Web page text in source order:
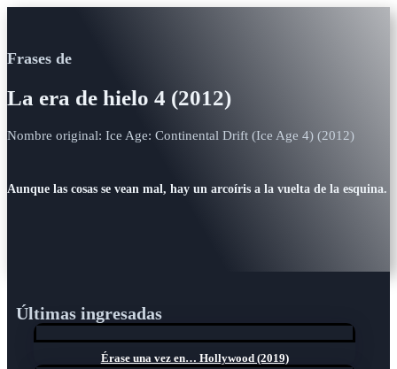
Frases de
La era de hielo 4 (2012)
Nombre original: Ice Age: Continental Drift (Ice Age 4) (2012)
Aunque las cosas se vean mal, hay un arcoíris a la vuelta de la esquina.
Últimas ingresadas
Érase una vez en… Hollywood (2019)